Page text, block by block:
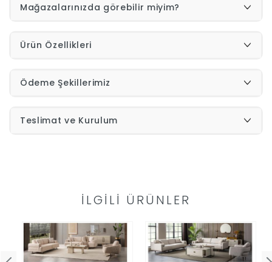
Mağazalarınızda görebilir miyim?
Ürün Özellikleri
Ödeme Şekillerimiz
Teslimat ve Kurulum
İLGILI ÜRÜNLER